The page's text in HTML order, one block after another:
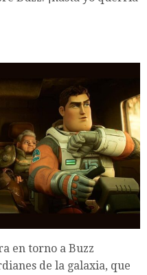
en torno a Buzz
de la galaxia, que